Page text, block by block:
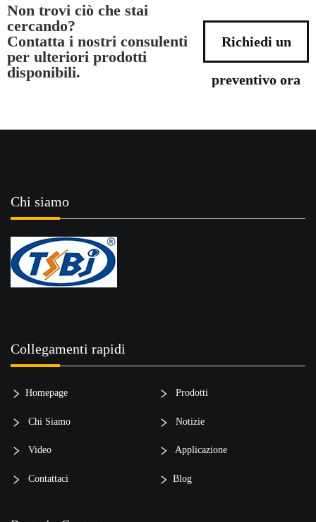
Non trovi ciò che stai
cercando?
Contatta i nostri consulenti
per ulteriori prodotti
disponibili.
Richiedi un
preventivo ora
Chi siamo
Collegamenti rapidi
Homepage Prodotti
Chi Siamo Notizie
Video Applicazione
Contattaci Blog